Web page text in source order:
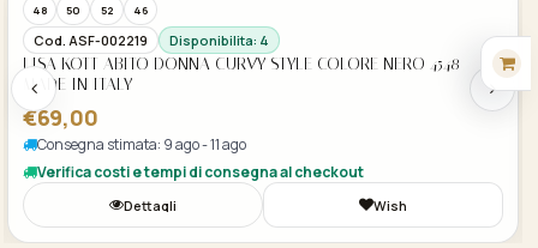
48 50 52 46
Cod. ASF-002219 Disponibilita: 4
LISA KOTT ABITO DONNA CURVY STYLE COLORE NERO 4548
MADE IN ITALY
€69,00
Consegna stimata: 9 ago - 11 ago
Verifica costi e tempi di consegna al checkout
Dettagli Wish